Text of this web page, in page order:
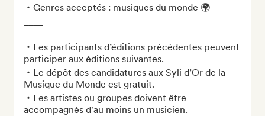
・Genres acceptés : musiques du monde 🌍
・Les participants d’éditions précédentes peuvent
participer aux éditions suivantes.
・Le dépôt des candidatures aux Syli d’Or de la
Musique du Monde est gratuit.
・Les artistes ou groupes doivent être
accompagnés d'au moins un musicien.